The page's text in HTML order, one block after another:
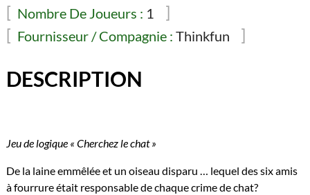
Nombre De Joueurs : 1
Fournisseur / Compagnie : Thinkfun
DESCRIPTION
Jeu de logique « Cherchez le chat »
De la laine emmêlée et un oiseau disparu … lequel des six amis
à fourrure était responsable de chaque crime de chat?